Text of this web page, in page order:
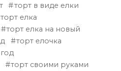
торт в виде елки
торт елка
торт елка на новый
торт елочка
торт своими руками